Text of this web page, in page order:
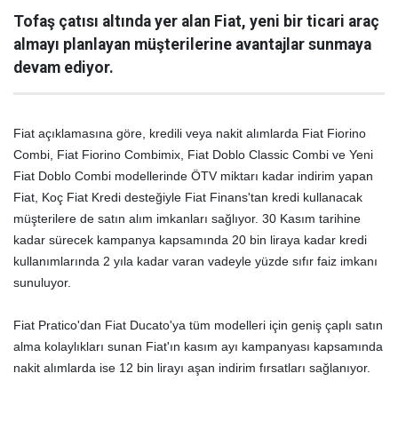
Tofaş çatısı altında yer alan Fiat, yeni bir ticari araç
almayı planlayan müşterilerine avantajlar sunmaya
devam ediyor.
Fiat açıklamasına göre, kredili veya nakit alımlarda Fiat Fiorino
Combi, Fiat Fiorino Combimix, Fiat Doblo Classic Combi ve Yeni
Fiat Doblo Combi modellerinde ÖTV miktarı kadar indirim yapan
Fiat, Koç Fiat Kredi desteğiyle Fiat Finans'tan kredi kullanacak
müşterilere de satın alım imkanları sağlıyor. 30 Kasım tarihine
kadar sürecek kampanya kapsamında 20 bin liraya kadar kredi
kullanımlarında 2 yıla kadar varan vadeyle yüzde sıfır faiz imkanı
sunuluyor.
Fiat Pratico'dan Fiat Ducato'ya tüm modelleri için geniş çaplı satın
alma kolaylıkları sunan Fiat'ın kasım ayı kampanyası kapsamında
nakit alımlarda ise 12 bin lirayı aşan indirim fırsatları sağlanıyor.